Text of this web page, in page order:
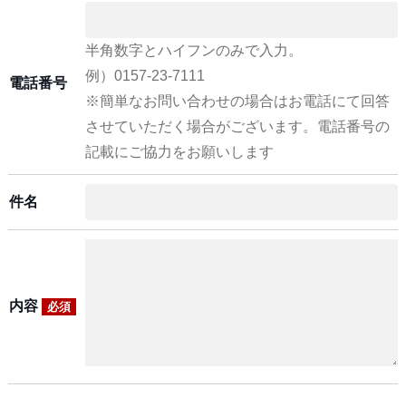
電話番号
半角数字とハイフンのみで入力。
例）0157-23-7111
※簡単なお問い合わせの場合はお電話にて回答
させていただく場合がございます。電話番号の
記載にご協力をお願いします
件名
内容 必須